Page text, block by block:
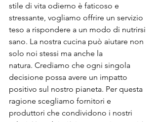
stile di vita odierno è faticoso e
stressante, vogliamo offrire un servizio
teso a rispondere a un modo di nutrirsi
sano. La nostra cucina può aiutare non
solo noi stessi ma anche la
natura. Crediamo che ogni singola
decisione possa avere un impatto
positivo sul nostro pianeta. Per questa
ragione scegliamo fornitori e
produttori che condividono i nostri